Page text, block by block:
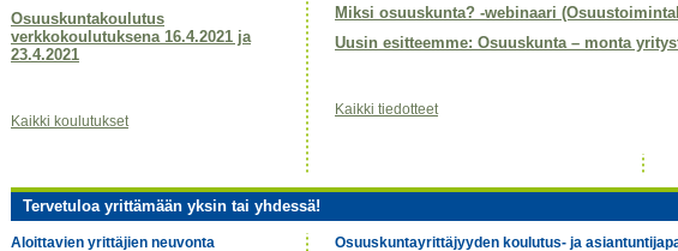
Osuuskuntakoulutus
verkkokoulutuksena 16.4.2021 ja
23.4.2021
Kaikki koulutukset
Miksi osuuskunta? -webinaari
Uusin esitteemme: Osuuskunta – monta
Kaikki tiedotteet
Tervetuloa yrittämään yksin tai yhdessä!
Aloittavien yrittäjien neuvonta
Osuuskuntayrittäjyyden koulutus- ja